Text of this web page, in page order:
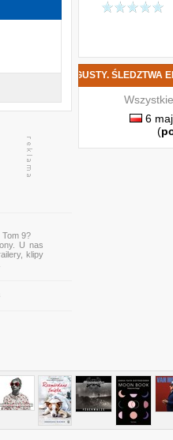
9?
U nas
klipy
MANGUSTY. ŚLEDZTWA ENOLI
6
(